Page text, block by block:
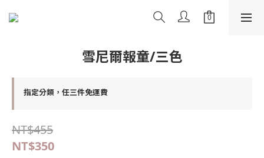
雪尼爾報童/三色
指定分類，任三件免運費
NT$455
NT$350